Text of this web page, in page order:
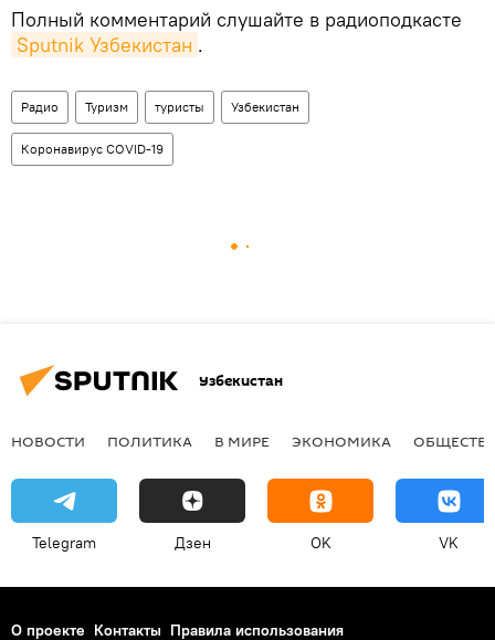
Полный комментарий слушайте в радиоподкасте
Sputnik Узбекистан .
Радио Туризм туристы Узбекистан
Коронавирус COVID-19
Узбекистан
НОВОСТИ ПОЛИТИКА В МИРЕ ЭКОНОМИКА
Telegram Дзен OK VK
О проекте Контакты Правила использования